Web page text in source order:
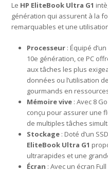
Le HP EliteBook Ultra G1
génération qui assurent à la
remarquables et une
Processeur : Équipé
10e génération, ce PC
aux tâches les plus
données ou l’utilisation
gourmands en
Mémoire vive : Avec 8
conçu pour assurer une
de multiples tâches
Stockage : Doté d’un
EliteBook Ultra G1
ultrarapides et une
Écran : Avec un écran